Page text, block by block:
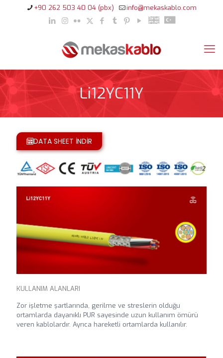
+90 262 503 40 04 (pbx) info@mekaskablo.com
Li12YC11Y
DATA SHEET İNDİR
KULLANIM ALANLARI
Zor işletme şartlarında, gerilme ve streslerin olduğu
ortamlarda dayanıklı PUR sayesinde uzun kullanım ömürü
veren kablolardır. Ayrıca hareketli ortamlarda kullanılır.